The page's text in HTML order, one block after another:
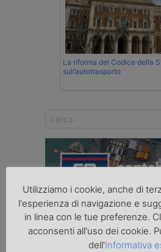
La riforma del Codice della
sull’autotrasporto
Utilizziamo i cookie, anche di
l'esperienza di navigazione e
in linea con le tue preferenze.
acconsenti all'uso dei cookie.
dell'Informativa